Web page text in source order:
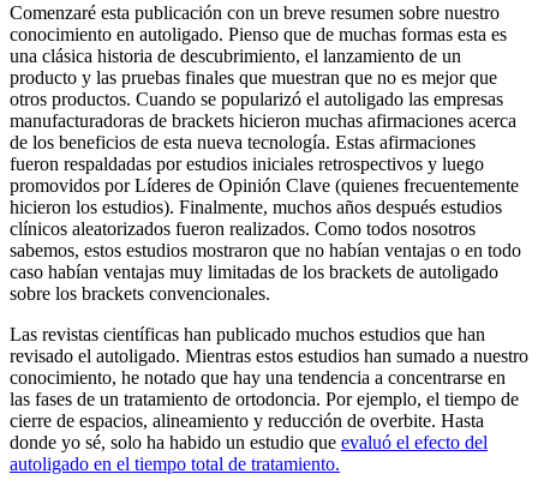
Comenzaré esta publicación con un breve resumen sobre nuestro
conocimiento en autoligado. Pienso que de muchas formas esta es
una clásica historia de descubrimiento, el lanzamiento de un
producto y las pruebas finales que muestran que no es mejor que
otros productos. Cuando se popularizó el autoligado las empresas
manufacturadoras de brackets hicieron muchas afirmaciones acerca
de los beneficios de esta nueva tecnología. Estas afirmaciones
fueron respaldadas por estudios iniciales retrospectivos y luego
promovidos por Líderes de Opinión Clave (quienes frecuentemente
hicieron los estudios). Finalmente, muchos años después estudios
clínicos aleatorizados fueron realizados. Como todos nosotros
sabemos, estos estudios mostraron que no habían ventajas o en todo
caso habían ventajas muy limitadas de los brackets de autoligado
sobre los brackets convencionales.
Las revistas científicas han publicado muchos estudios que han
revisado el autoligado. Mientras estos estudios han sumado a nuestro
conocimiento, he notado que hay una tendencia a concentrarse en
las fases de un tratamiento de ortodoncia. Por ejemplo, el tiempo de
cierre de espacios, alineamiento y reducción de overbite. Hasta
donde yo sé, solo ha habido un estudio que evaluó el efecto del
autoligado en el tiempo total de tratamiento.